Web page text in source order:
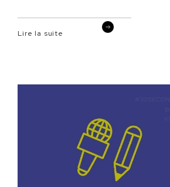
Lire la suite